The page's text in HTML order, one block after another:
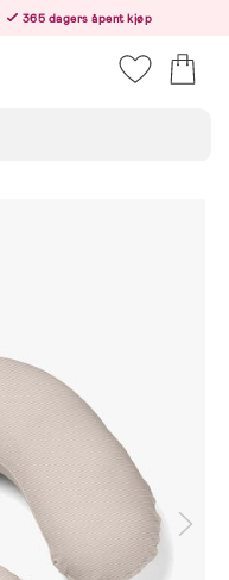
365 dagers åpent kjøp